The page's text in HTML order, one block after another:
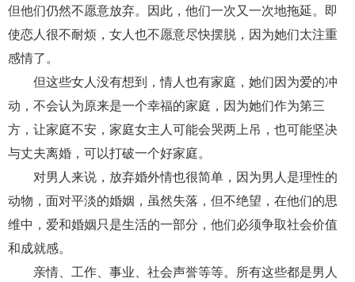
经营婚姻 婚姻修复 孕早期 感情挽回
备孕
产妇食谱 同性恋 交往 搭讪 光棍节
其他
但他们仍然不愿意放弃。因此，他们一次又一次地拖延。即
使恋人很不耐烦，女人也不愿意尽快摆脱，因为她们太注重
感情了。
但这些女人没有想到，情人也有家庭，她们因为爱的冲
动，不会认为原来是一个幸福的家庭，因为她们作为第三
方，让家庭不安，家庭女主人可能会哭两上吊，也可能坚决
与丈夫离婚，可以打破一个好家庭。
对男人来说，放弃婚外情也很简单，因为男人是理性的
动物，面对平淡的婚姻，虽然失落，但不绝望，在他们的思
维中，爱和婚姻只是生活的一部分，他们必须争取社会价值
和成就感。
亲情、工作、事业、社会声誉等等。所有这些都是男人